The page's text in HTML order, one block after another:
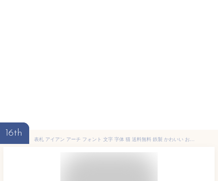
16th
表札 アイアン アーチ フォント 文字 字体 猫 送料無料 鉄製 かわいい おしゃれ 動物 ねこ マグネットタイプ 座り猫がワンポイントのサインプレート 戸建 新築 お店ロゴ お祝い ギフト に最適！